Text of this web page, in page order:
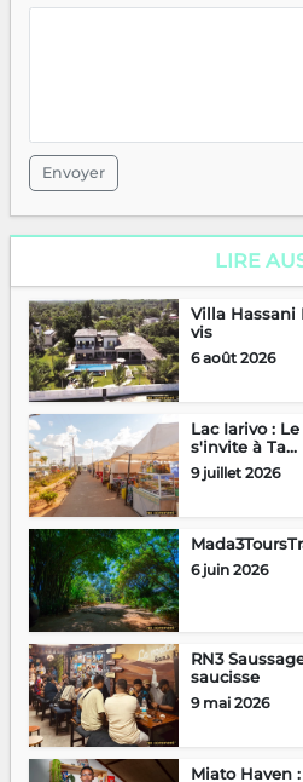
Envoyer
LIRE
Villa Hassani
vis
6 août 2026
Lac Iarivo :
s'invite à Ta...
9 juillet 2026
6 juin 2026
RN3
saucisse
9 mai 2026
Miato Haven